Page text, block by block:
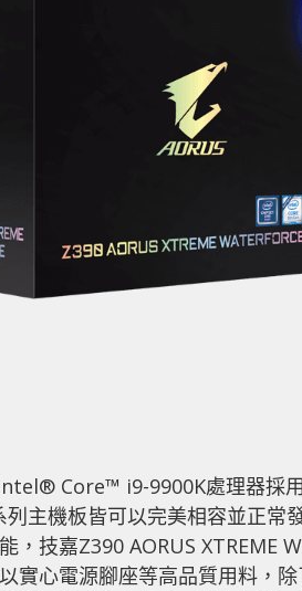
Core™ i9-9900K處理器採
主機板皆可以完美相容並正常
，技嘉Z390 AORUS XTREME
實心電源腳座等高品質用料，